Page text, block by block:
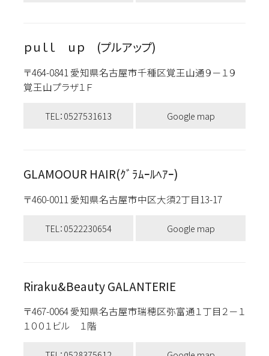
ｐｕｌｌ ｕｐ (プルアップ)
〒464-0841 愛知県名古屋市千種区覚王山通９－１９
覚王山プラザ１Ｆ
TEL：0527531613 Google map
GLAMOOUR HAIR(ｸﾞﾗﾑｰﾙﾍｱｰ)
〒460-0011 愛知県名古屋市中区大須2丁目13-17
TEL：0522230654 Google map
Riraku&Beauty GALANTERIE
〒467-0064 愛知県名古屋市瑞穂区弥富通１丁目２－１
１００１ビル １階